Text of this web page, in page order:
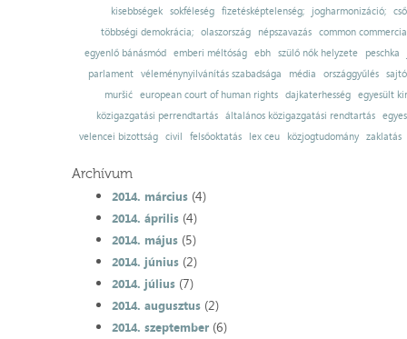
kisebbségek sokféleség fizetésképtelenség; jogharmonizáció;
többségi demokrácia; olaszország népszavazás common
egyenlő bánásmód emberi méltóság ebh szülő nők helyzete
peschka
parlament
véleménynyilvánítás szabadsága média országgyűlés
muršić
european court of human rights dajkaterhesség
egyesült
közigazgatási perrendtartás
általános közigazgatási rendtartás
velencei bizottság
civil felsőoktatás lex ceu közjogtudomány zaklatás
Archívum
2014. március(4)
2014. április(4)
2014. május(5)
2014. június(2)
2014. július(7)
2014. augusztus(2)
2014. szeptember(6)